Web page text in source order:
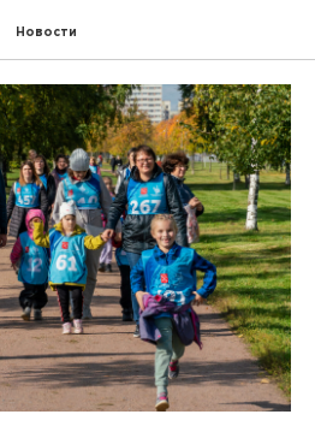
Новости